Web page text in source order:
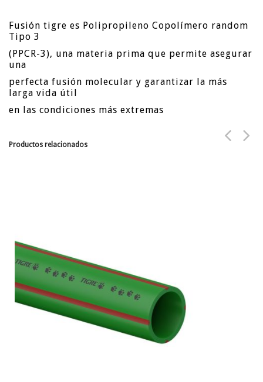
Fusión tigre es Polipropileno Copolímero random
Tipo 3
(PPCR-3), una materia prima que permite asegurar
una
perfecta fusión molecular y garantizar la más
larga vida útil
en las condiciones más extremas
Productos relacionados